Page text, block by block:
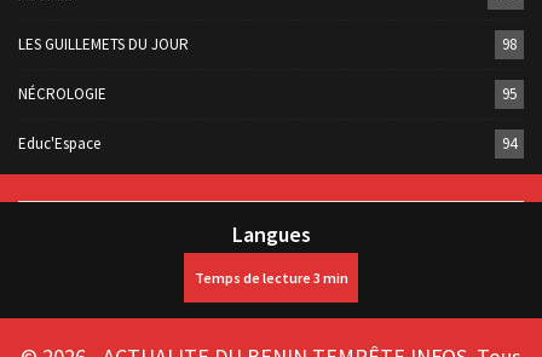
LES GUILLEMETS DU JOUR 98
NÉCROLOGIE 95
Educ'Espace 94
Langues